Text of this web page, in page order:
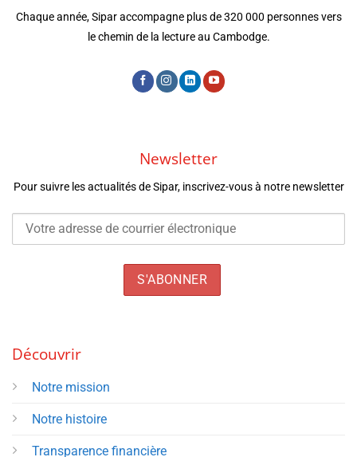
Chaque année, Sipar accompagne plus de 320 000 personnes vers
le chemin de la lecture au Cambodge.
Découvrir
Notre mission
Notre histoire
Transparence financière
Newsletter
Pour suivre les actualités de Sipar, inscrivez-vous à notre newsletter